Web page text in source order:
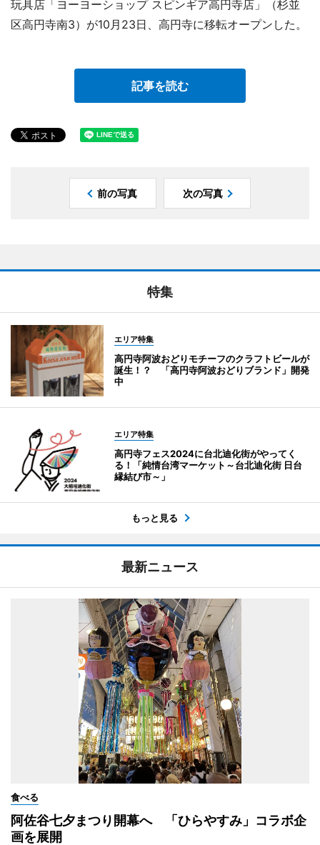
玩具店「ヨーヨーショップ スピンギア高円寺店」（杉並
区高円寺南3）が10月23日、高円寺に移転オープンした。
記事を読む
前の写真 次の写真
特集
エリア特集
高円寺阿波おどりモチーフのクラフトビールが
誕生！？ 「高円寺阿波おどりブランド」開発
中
エリア特集
高円寺フェス2024に台北迪化街がやってく
る！「純情台湾マーケット～台北迪化街 日台
縁結び市～」
もっと見る
最新ニュース
食べる
阿佐谷七夕まつり開幕へ 「ひらやすみ」コラボ企
画を展開